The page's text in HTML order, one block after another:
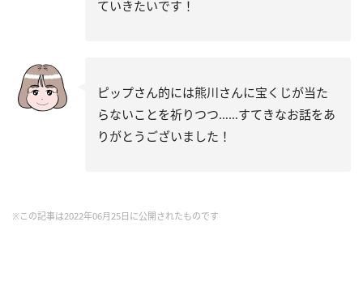
ていきたいです！
ピップさん的には熊川さんに宝くじが当た
らないことを祈りつつ……すてきなお話をあ
りがとうございました！
※この記事は2022年06月25日に公開されたものです